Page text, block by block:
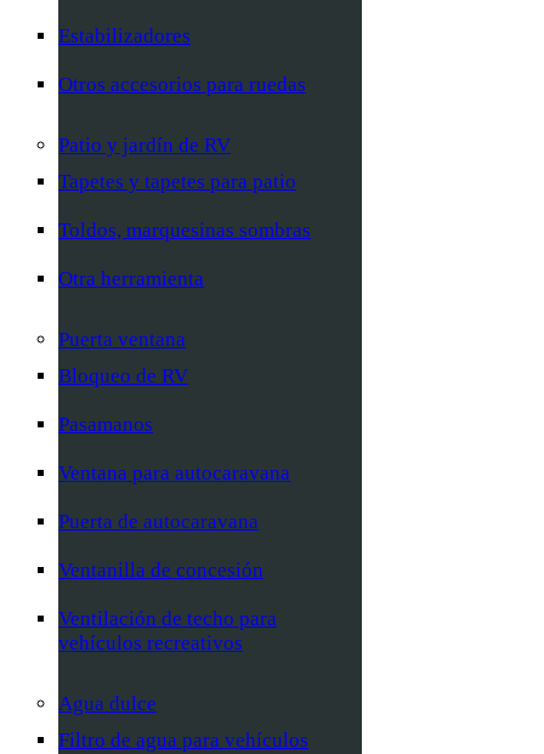
Estabilizadores
Otros accesorios para ruedas
Patio y jardín de RV
Tapetes y tapetes para patio
Toldos, marquesinas sombras
Otra herramienta
Puerta ventana
Bloqueo de RV
Pasamanos
Ventana para autocaravana
Puerta de autocaravana
Ventanilla de concesión
Ventilación de techo para
vehículos recreativos
Agua dulce
Filtro de agua para vehículos